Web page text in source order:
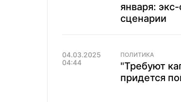
января:
сценарии
04.03.2025
04:44
ПОЛИТИКА
"Требуют
придется